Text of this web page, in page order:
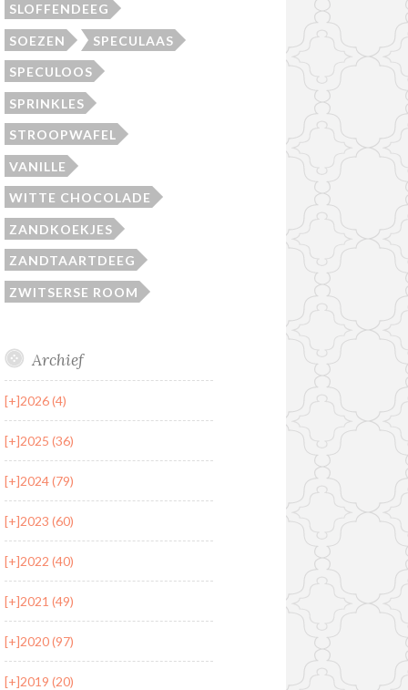
SLOFFENDEEG
SOEZEN SPECULAAS
SPECULOOS
SPRINKLES
STROOPWAFEL
VANILLE
WITTE CHOCOLADE
ZANDKOEKJES
ZANDTAARTDEEG
ZWITSERSE ROOM
Archief
[+]2026 (4)
[+]2025 (36)
[+]2024 (79)
[+]2023 (60)
[+]2022 (40)
[+]2021 (49)
[+]2020 (97)
[+]2019 (20)